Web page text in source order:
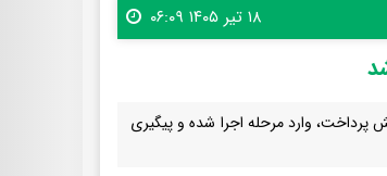
۱۸ تیر ۱۴۰۵ ۰۶:۰۹
چین پس از واریز پیش‌ پرداخت، وارد مرحله اجرا شده و پیگیری